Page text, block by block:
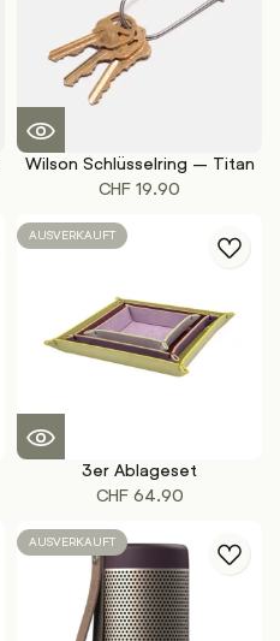
Wilson Schlüsselring – Titan
CHF 19.90
AUSVERKAUFT
3er Ablageset
CHF64.90
AUSVERKAUFT